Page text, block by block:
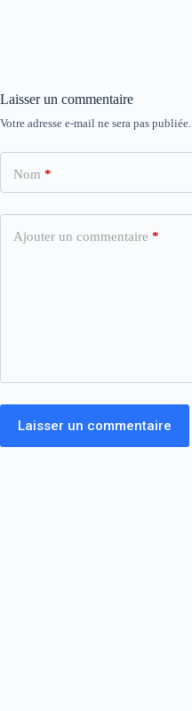
Laisser un commentaire
Votre adresse e-mail ne sera pas publiée.
Nom *
Ajouter un commentaire *
Laisser un commentaire